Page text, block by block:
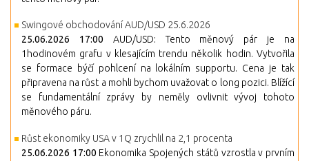
Swingové obchodování AUD/USD 25.6.2026
25.06.2026 17:00 AUD/USD: Tento měnový pár je na
1hodinovém grafu v klesajícím trendu několik hodin. Vytvořila
se formace býčí pohlcení na lokálním supportu. Cena je tak
připravena na růst a mohli bychom uvažovat o long pozici. Blížící
se fundamentální zprávy by neměly ovlivnit vývoj tohoto
měnového páru.
Růst ekonomiky USA v 1Q zrychlil na 2,1 procenta
25.06.2026 17:00 Ekonomika Spojených států vzrostla v prvním